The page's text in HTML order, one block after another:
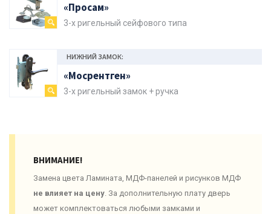
«Просам»
3-х ригельный сейфового типа
НИЖНИЙ ЗАМОК:
«Мосрентген»
3-х ригельный замок + ручка
ВНИМАНИЕ!
Замена цвета Ламината, МДФ-панелей и рисунков МДФ
не влияет на цену. За дополнительную плату дверь
может комплектоваться любыми замками и